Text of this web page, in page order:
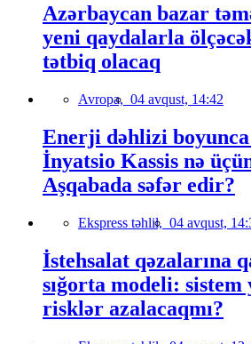
Azərbaycan bazar
yeni qaydalarla
tətbiq olacaq
Avropa, 04 avqust, 14:42
Enerji dəhlizi
İnyatsio Kassis nə
Aşqabada səfər edir?
Ekspress təhlil, 04 avqust,
İstehsalat qəzalarına
sığorta modeli: sistem
risklər azalacaqmı?